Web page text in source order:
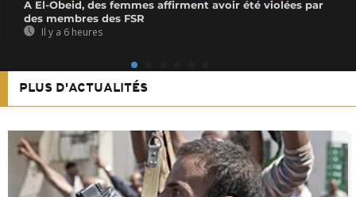
A El-Obeid, des femmes affirment avoir été violées par
des membres des FSR
Il y a 6 heures
PLUS D'ACTUALITÉS